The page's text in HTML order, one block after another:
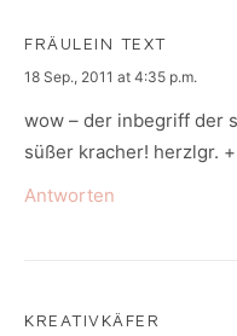
FRÄULEIN TEXT
says:
18 Sep., 2011 at 4:35 p.m.
wow – der inbegriff der
süßer kracher! herzlgr.
Antworten
KREATIVKÄFER